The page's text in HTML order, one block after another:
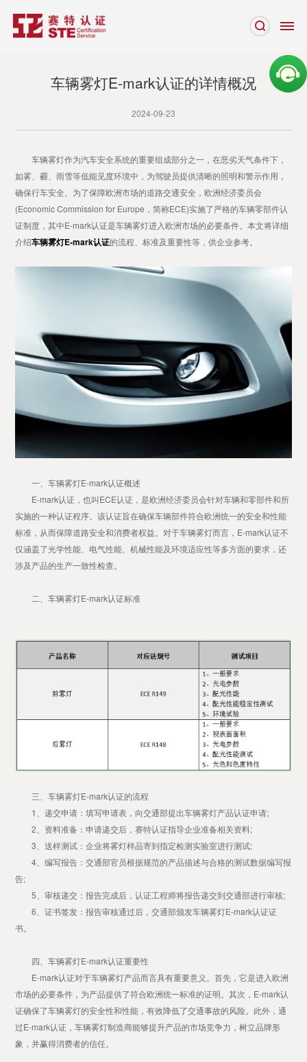
车辆雾灯E-mark认证的详情概况
2024-09-23
车辆雾灯作为汽车安全系统的重要组成部分之一，在恶劣天气条件下，
如雾、霾、雨雪等低能见度环境中，为驾驶员提供清晰的照明和警示作用，
确保行车安全。为了保障欧洲市场的道路交通安全，欧洲经济委员会
(Economic Commission for Europe，简称ECE)实施了严格的车辆零部件认
证制度，其中E-mark认证是车辆雾灯进入欧洲市场的必要条件。本文将详细
介绍车辆雾灯E-mark认证的流程、标准及重要性等，供企业参考。
一、车辆雾灯E-mark认证概述
E-mark认证，也叫ECE认证，是欧洲经济委员会针对车辆和零部件和所
实施的一种认证程序。该认证旨在确保车辆部件符合欧洲统一的安全和性能
标准，从而保障道路安全和消费者权益。对于车辆雾灯而言，E-mark认证不
仅涵盖了光学性能、电气性能、机械性能及环境适应性等多方面的要求，还
涉及产品的生产一致性检查。
二、车辆雾灯E-mark认证标准
三、车辆雾灯E-mark认证的流程
1、递交申请：填写申请表，向交通部提出车辆雾灯产品认证申请;
2、资料准备：申请递交后，赛特认证指导企业准备相关资料;
3、送样测试：企业将雾灯样品寄到指定检测实验室进行测试;
4、编写报告：交通部官员根据规范的产品描述与合格的测试数据编写报
告;
5、审核递交：报告完成后，认证工程师将报告递交到交通部进行审核;
6、证书签发：报告审核通过后，交通部颁发车辆雾灯E-mark认证证
书。
四、车辆雾灯E-mark认证重要性
E-mark认证对于车辆雾灯产品而言具有重要意义。首先，它是进入欧洲
市场的必要条件，为产品提供了符合欧洲统一标准的证明。其次，E-mark认
证确保了车辆雾灯的安全性和性能，有效降低了交通事故的风险。此外，通
过E-mark认证，车辆雾灯制造商能够提升产品的市场竞争力，树立品牌形
象，并赢得消费者的信任。